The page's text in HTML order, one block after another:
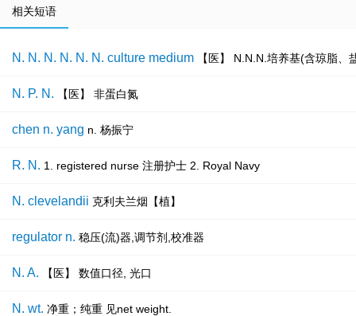
相关短语
N. N. N. N. N. N. culture medium 【医】 N.N.N.培养基(含琼脂
N. P. N. 【医】 非蛋白氮
chen n. yang n. 杨振宁
R. N. 1. registered nurse 注册护士 2. Royal Navy
N. clevelandii 克利夫兰烟【植】
regulator n. 稳压(流)器,调节剂,校准器
N. A. 【医】 数值口径, 光口
N. wt. 净重；纯重 见net weight.